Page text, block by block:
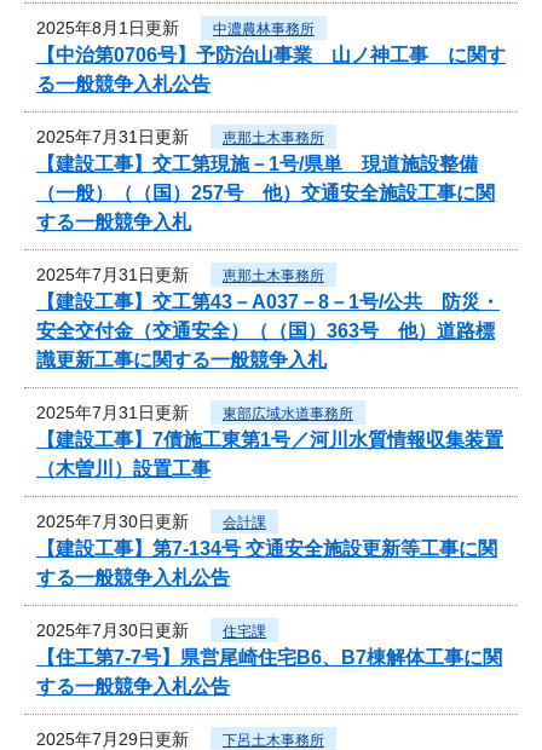
2025年8月1日更新 中濃農林事務所
【中治第0706号】予防治山事業 山ノ神工事 に関す
る一般競争入札公告
2025年7月31日更新 恵那土木事務所
【建設工事】交工第現施－1号/県単 現道施設整備
（一般）（（国）257号 他）交通安全施設工事に関
する一般競争入札
2025年7月31日更新 恵那土木事務所
【建設工事】交工第43－A037－8－1号/公共 防災・
安全交付金（交通安全）（（国）363号 他）道路標
識更新工事に関する一般競争入札
2025年7月31日更新 東部広域水道事務所
【建設工事】7債施工東第1号／河川水質情報収集装置
（木曽川）設置工事
2025年7月30日更新 会計課
【建設工事】第7-134号 交通安全施設更新等工事に関
する一般競争入札公告
2025年7月30日更新 住宅課
【住工第7-7号】県営尾崎住宅B6、B7棟解体工事に関
する一般競争入札公告
2025年7月29日更新 下呂土木事務所